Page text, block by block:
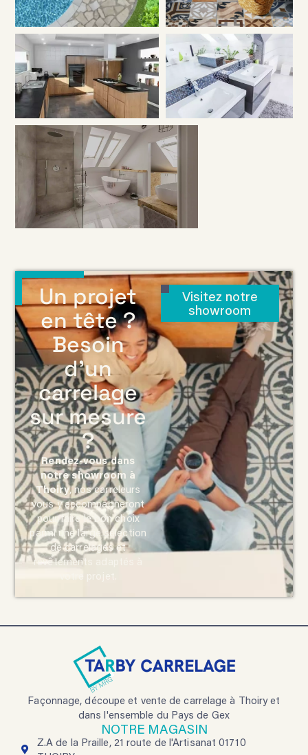
Un projet
en tête ?
Besoin
d’un
carrelage
sur mesure
?
Rendez-vous dans
notre showroom à
Thoiry, nos carreleurs
vous y accompagneront
pour faire le bon choix
parmi une large sélection
de carrelages et
revêtements adaptés à
Visitez notre
showroom
Façonnage, découpe et vente de carrelage à Thoiry et
dans l'ensemble du Pays de Gex
NOTRE MAGASIN
Z.A de la Praille, 21 route de l'Artisanat 01710